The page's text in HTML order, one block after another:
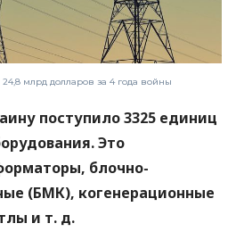
млрд долларов за 4 года войны
поступило 3325 единиц
Это
блочно-
(БМК), когенерационные
и т. д.